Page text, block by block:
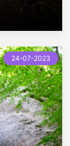
24-07-2023